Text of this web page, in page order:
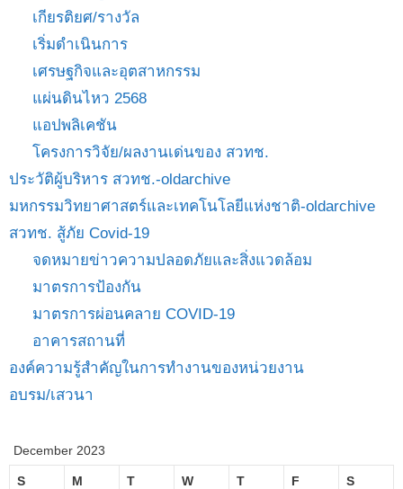
เกียรติยศ/รางวัล
เริ่มดำเนินการ
เศรษฐกิจและอุตสาหกรรม
แผ่นดินไหว 2568
แอปพลิเคชัน
โครงการวิจัย/ผลงานเด่นของ สวทช.
ประวัติผู้บริหาร สวทช.-oldarchive
มหกรรมวิทยาศาสตร์และเทคโนโลยีแห่งชาติ-oldarchive
สวทช. สู้ภัย Covid-19
จดหมายข่าวความปลอดภัยและสิ่งแวดล้อม
มาตรการป้องกัน
มาตรการผ่อนคลาย COVID-19
อาคารสถานที่
องค์ความรู้สำคัญในการทำงานของหน่วยงาน
อบรม/เสวนา
December 2023
S M T W T F S